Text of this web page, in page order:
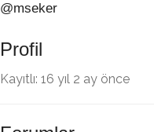
@mseker
Profil
Kayıtlı: 16 yıl 2 ay önce